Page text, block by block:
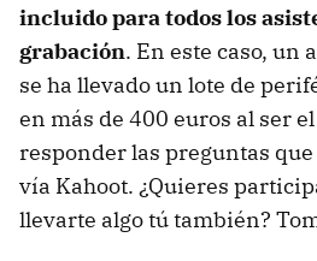
incluido para todos los
grabación. En este caso, un
se ha llevado un lote de
en más de 400 euros al ser
responder las preguntas
vía Kahoot. ¿Quieres
llevarte algo tú también?